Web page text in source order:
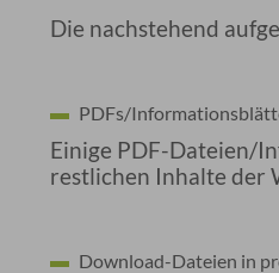
Die nachstehend
PDFs/
Einige PDF-Dateien/
restlichen Inhalte der
Download-Dateien in